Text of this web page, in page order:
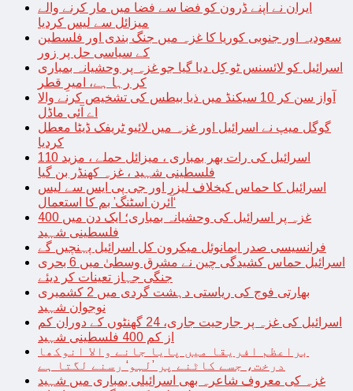
ایران نے اپنے ڈرون کو فضا سے فضا میں مار کرنے والے
میزائل سے لیس کردیا
سعودیہ اور جنوبی کوریا کا غزہ میں جنگ بندی اور فلسطین
کے سیاسی حل پر زور
اسرائیل کو لائسنس ٹو کِل دیا گیا جو غزہ پر وحشیانہ بمباری
کر رہا ہے، امیرِ قطر
آواز سن کر 10 سیکنڈ میں ذیا بیطس کی تشخیص کرنے والا
اے آئی ماڈل
گوگل میپ نے اسرائیل اور غزہ میں لائیو ٹریفک ڈیٹا معطل
کردیا
اسرائیل کی رات بھر بمباری ، میزائل حملے ، مزید 110
فلسطینی شہید ، غزہ کھنڈر بن گیا
اسرائیل کا حماس کیخلاف لیزر اور جی پی ایس سے لیس
‘آئرن اسٹنگ’ بم کا استعمال
غزہ پر اسرائیل کی وحشیانہ بمباری؛ ایک دن میں 400
فلسطینی شہید
فرانسیسی صدر ایمانوئل میکرون کل اسرائیل پہنچیں گے
اسرائیل حماس کشیدگی چین نے مشرق وسطیٰ میں 6 بحری
جنگی جہاز تعینات کر دیئے
بھارتی فوج کی ریاستی دہشت گردی میں 2 کشمیری
نوجوان شہید
اسرائیل کی غزہ پر جارحیت جاری، 24 گھنٹوں کے دوران کم
از کم 400 فلسطینی شہید
براعظم افریقا میں پایا جانے والا انوکھا
درخت، جسے کاٹنے پر ’لہو‘ رسنے لگتا ہے
غزہ کی معروف شاعرہ بھی اسرائیلی بمباری میں شہید